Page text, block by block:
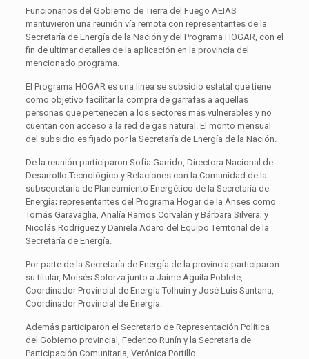
Funcionarios del Gobierno de Tierra del Fuego AEIAS
mantuvieron una reunión vía remota con representantes de la
Secretaría de Energía de la Nación y del Programa HOGAR, con el
fin de ultimar detalles de la aplicación en la provincia del
mencionado programa.
El Programa HOGAR es una línea se subsidio estatal que tiene
como objetivo facilitar la compra de garrafas a aquellas
personas que pertenecen a los sectores más vulnerables y no
cuentan con acceso a la red de gas natural. El monto mensual
del subsidio es fijado por la Secretaría de Energía de la Nación.
De la reunión participaron Sofía Garrido, Directora Nacional de
Desarrollo Tecnológico y Relaciones con la Comunidad de la
subsecretaría de Planeamiento Energético de la Secretaría de
Energía; representantes del Programa Hogar de la Anses como
Tomás Garavaglia, Analía Ramos Corvalán y Bárbara Silvera; y
Nicolás Rodríguez y Daniela Adaro del Equipo Territorial de la
Secretaría de Energía.
Por parte de la Secretaría de Energía de la provincia participaron
su titular, Moisés Solorza junto a Jaime Aguila Poblete,
Coordinador Provincial de Energía Tolhuin y José Luis Santana,
Coordinador Provincial de Energía.
Además participaron el Secretario de Representación Política
del Gobierno provincial, Federico Runín y la Secretaria de
Participación Comunitaria, Verónica Portillo.